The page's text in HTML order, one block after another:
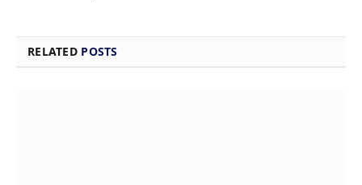
RELATED POSTS